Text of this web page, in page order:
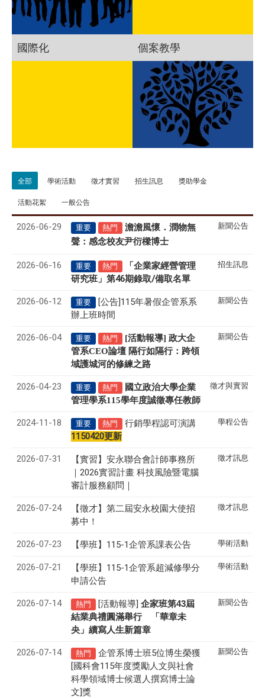
國際化 個案教學
全部 學術活動 徵才實習 招生訊息 獎助學金
活動花絮 一般公告
2026-06-29 重要 熱門
澹澹風懷．潤物無
聲 ： 感念校友尹衍樑博士
新聞公告
2026-06-16 重要 熱門
「企業家經營管理
研究班」第46期錄取/備取名單
招生訊息
2026-06-12 重要
[公告]115年暑假企管系系
辦上班時間
新聞公告
2026-06-04 重要 熱門
[活動報導] 政大企
管系CEO論壇 隔行如隔行：跨領
域護城河的修練之路
新聞公告
2026-04-23 重要 熱門
國立政治大學企業
管理學系115學年度誠徵專任教師
徵才與實習
2024-11-18 重要 熱門
行銷學程認可演講
1150420更新
學程公告
2026-07-31
【實習】安永聯合會計師事務所
｜2026實習計畫 科技風險暨電腦
審計服務顧問｜
徵才訊息
2026-07-24 【徵才】 第二屆安永校園大使招
募中！
徵才訊息
2026-07-23 【學班】115-1企管系課表公告 學術活動
2026-07-21
【學班】115-1企管系超減修學分
申請公告
學術活動
2026-07-14 熱門 [活動報導] 企家班第43屆
結業典禮圓滿舉行 「華章未
央」續寫人生新篇章
新聞公告
2026-07-14 熱門
企管系博士班5位博生榮獲
[國科會115年度獎勵人文與社會
科學領域博士候選人撰寫博士論
文]獎
新聞公告